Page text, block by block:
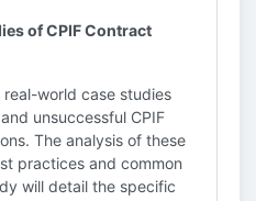
of CPIF Contract
world case studies
unsuccessful CPIF
The analysis of these
practices and common
will detail the specific